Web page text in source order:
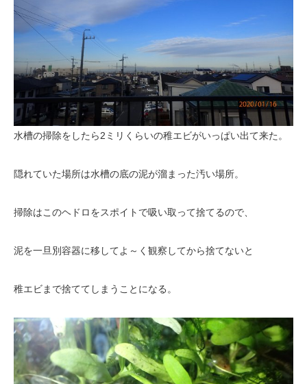
水槽の掃除をしたら2ミリくらいの稚エビがいっぱい出て来た。
隠れていた場所は水槽の底の泥が溜まった汚い場所。
掃除はこのヘドロをスポイトで吸い取って捨てるので、
泥を一旦別容器に移してよ～く観察してから捨てないと
稚エビまで捨ててしまうことになる。